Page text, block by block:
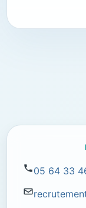
05 64 33